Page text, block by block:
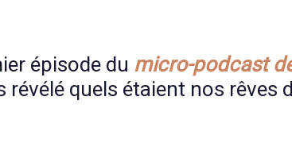
épisode du micro-podcast
quels étaient nos rêves